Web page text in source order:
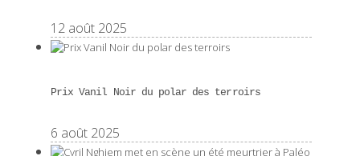
12 août 2025
Prix Vanil Noir du polar des terroirs
6 août 2025